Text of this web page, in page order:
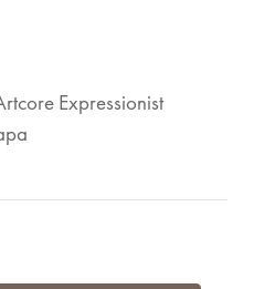
Expressionist